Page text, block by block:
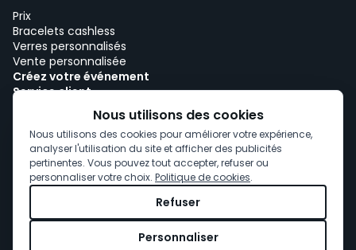
Prix
Bracelets cashless
Verres personnalisés
Vente personnalisée
Créez votre événement
Service client
Travailler avec woutick!
Politique de cookies
Consentement aux cookies
Nous utilisons des cookies
Nous utilisons des cookies pour améliorer votre expérience,
analyser l'utilisation du site et afficher des publicités
pertinentes. Vous pouvez tout accepter, refuser ou
personnaliser votre choix. Politique de cookies.
Refuser
Personnaliser